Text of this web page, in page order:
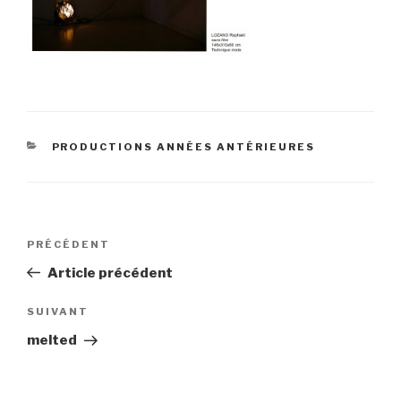
CATÉGORIES
PRODUCTIONS ANNÉES ANTÉRIEURES
Navigation
l’article
Article
précédent
PRÉCÉDENT
Article précédent
Article
suivant
SUIVANT
melted